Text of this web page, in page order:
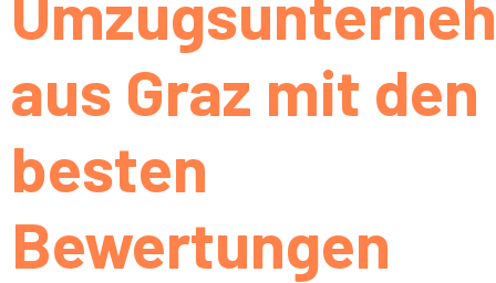
aus Graz mit den
besten
Bewertungen